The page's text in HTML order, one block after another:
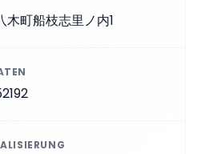
木町船枝志里ノ内1